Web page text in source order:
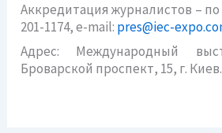
Аккредитация журналистов – по
201-1174, e-maіl: pres@іec-
Адрес: Международный
Броварской проспект, 15, г. Киев.